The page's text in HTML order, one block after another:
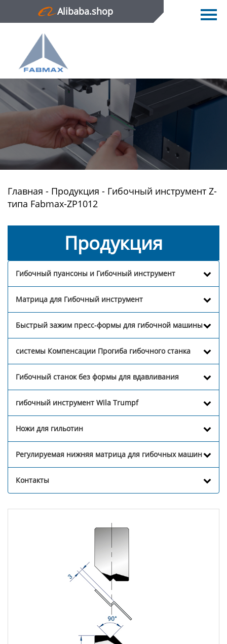
Alibaba.shop
Главная
Продукция
Новости
О нас
Контактная информация
Главная - Продукция - Гибочный инструмент Z-
типа Fabmax-ZP1012
Продукция
Гибочный пуансоны и Гибочный инструмент
Матрица для Гибочный инструмент
Быстрый зажим пресс-формы для гибочной машины
системы Компенсации Прогиба гибочного станка
Гибочный станок без формы для вдавливания
гибочный инструмент Wila Trumpf
Ножи для гильотин
Регулируемая нижняя матрица для гибочных машин
Контакты